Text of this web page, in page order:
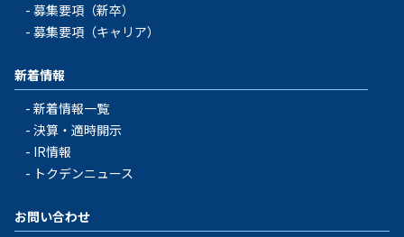
募集要項（新卒）
募集要項（キャリア）
新着情報
新着情報一覧
決算・適時開示
IR情報
トクデンニュース
お問い合わせ